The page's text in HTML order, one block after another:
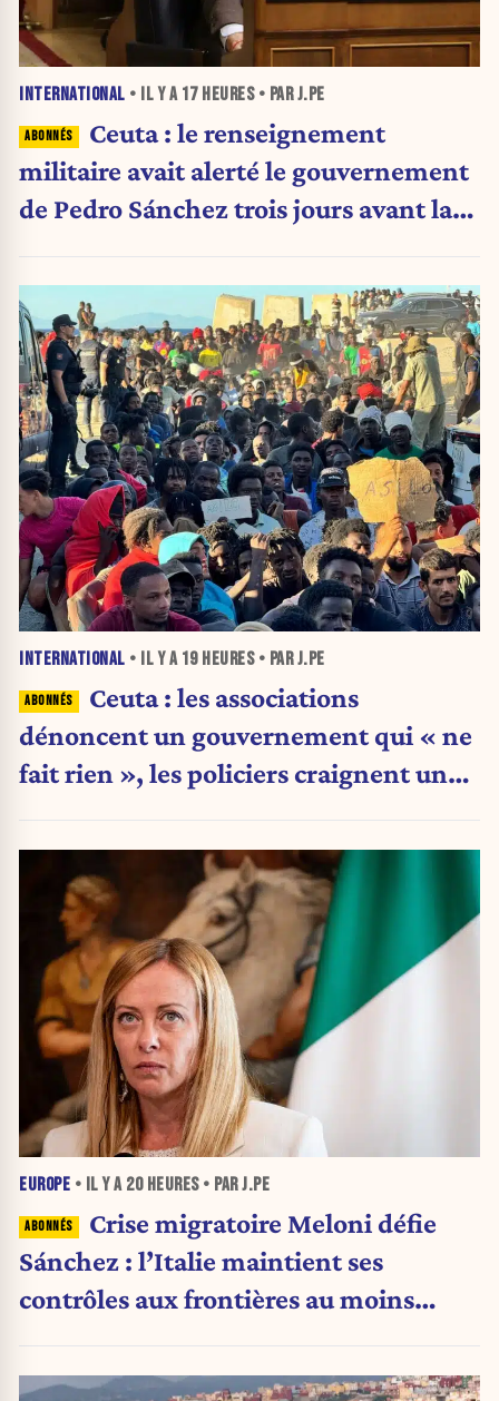
INTERNATIONAL • IL Y A 17 HEURES• PAR J.PE
Ceuta : le renseignement
militaire avait alerté le gouvernement
de Pedro Sánchez trois jours avant la
INTERNATIONAL • IL Y A 19 HEURES• PAR J.PE
Ceuta : les associations
dénoncent un gouvernement qui « ne
fait rien », les policiers craignent une
EUROPE • IL Y A 20 HEURES• PAR J.PE
Crise migratoire Meloni défie
Sánchez : l’Italie maintient ses
contrôles aux frontières au moins